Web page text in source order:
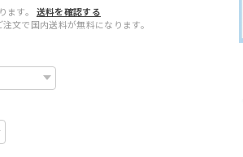
す。
送料を確認する
文で国内送料が無料になります。